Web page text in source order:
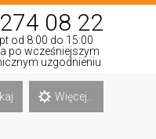
08 22
od 8:00 do 15:00
po wcześniejszym
uzgodnieniu
Więcej...